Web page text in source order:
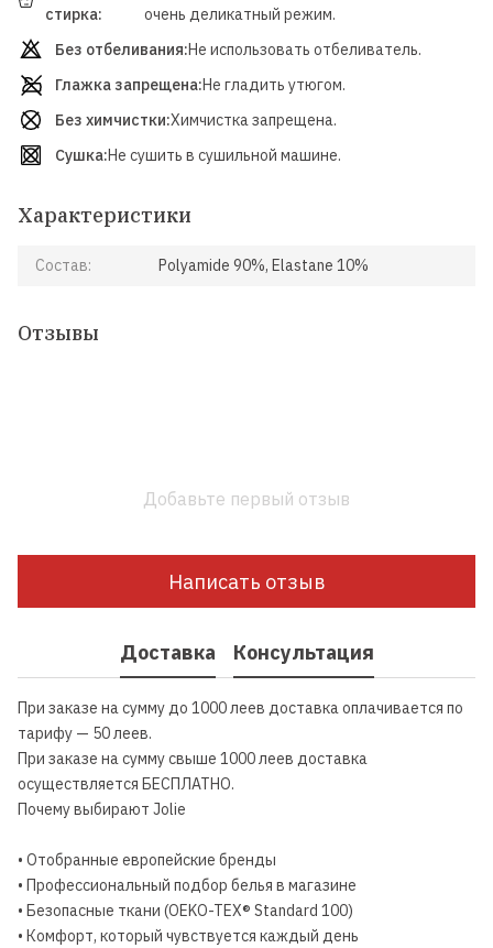
30
стирка:
очень деликатный режим.
Без отбеливания:Не использовать отбеливатель.
Глажка запрещена:Не гладить утюгом.
Без химчистки:Химчистка запрещена.
Сушка:Не сушить в сушильной машине.
Характеристики
Состав: Polyamide 90%, Elastane 10%
Отзывы
Добавьте первый отзыв
Написать отзыв
Доставка Консультация
При заказе на сумму до 1000 леев доставка оплачивается по
тарифу — 50 леев.
При заказе на сумму свыше 1000 леев доставка
осуществляется БЕСПЛАТНО.
Почему выбирают Jolie
• Отобранные европейские бренды
• Профессиональный подбор белья в магазине
• Безопасные ткани (OEKO-TEX® Standard 100)
• Комфорт, который чувствуется каждый день